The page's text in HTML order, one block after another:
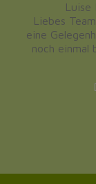
Luise
Liebes
eine
noch einmal